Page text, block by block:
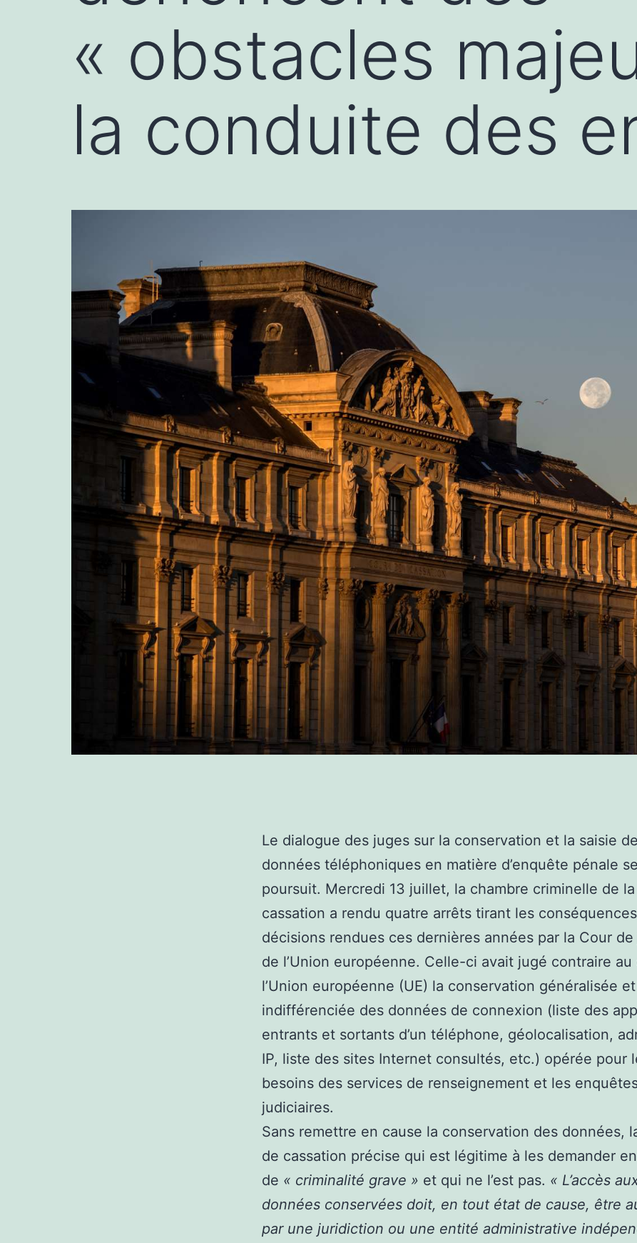
« obstacles
la conduite des
Le dialogue des juges sur la conservation et la saisie
données téléphoniques en matière d’enquête pénale se
poursuit. Mercredi 13 juillet, la chambre criminelle de
cassation a rendu quatre arrêts tirant les
décisions rendues ces dernières années par la Cour
de l’Union européenne. Celle-ci avait jugé contraire au
l’Union européenne (UE) la conservation généralisée et
indifférenciée des données de connexion (liste des
entrants et sortants d’un téléphone, géolocalisation,
IP, liste des sites Internet consultés, etc.) opérée pour
besoins des services de renseignement et les
judiciaires.
Sans remettre en cause la conservation des données,
de cassation précise qui est légitime à les demander
de « criminalité grave » et qui ne l’est pas. « L’accès
données conservées doit, en tout état de cause, être
par une juridiction ou une entité administrative